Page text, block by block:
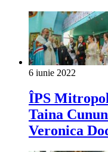
6 iunie 2022
ÎPS
Taina
Veronica